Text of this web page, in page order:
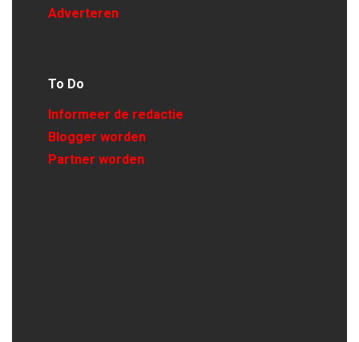
Adverteren
To Do
Informeer de redactie
Blogger worden
Partner worden